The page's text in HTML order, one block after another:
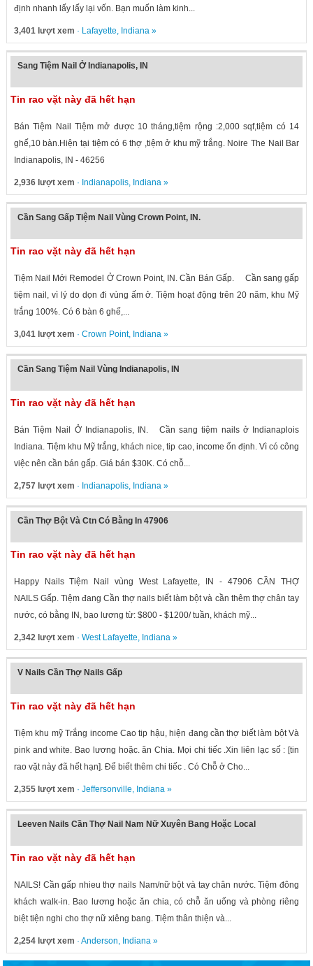
định nhanh lấy lấy lại vốn. Bạn muốn làm kinh...
3,401 lượt xem · Lafayette, Indiana»
Sang Tiệm Nail Ở Indianapolis, IN
Tin rao vặt này đã hết hạn
Bán Tiệm Nail Tiệm mở được 10 tháng,tiệm rộng :2,000 sqf,tiệm có 14
ghế,10 bàn.Hiện tại tiệm có 6 thợ ,tiệm ở khu mỹ trắng. Noire The Nail Bar
Indianapolis, IN - 46256
2,936 lượt xem · Indianapolis, Indiana»
Cần Sang Gấp Tiệm Nail Vùng Crown Point, IN.
Tin rao vặt này đã hết hạn
Tiệm Nail Mới Remodel Ở Crown Point, IN. Cần Bán Gấp. Cần sang gấp
tiệm nail, vì lý do dọn đi vùng ấm ở. Tiệm hoạt động trên 20 năm, khu Mỹ
trắng 100%. Có 6 bàn 6 ghế,...
3,041 lượt xem · Crown Point, Indiana»
Cần Sang Tiệm Nail Vùng Indianapolis, IN
Tin rao vặt này đã hết hạn
Bán Tiệm Nail Ở Indianapolis, IN. Cần sang tiệm nails ở Indianaplois
Indiana. Tiệm khu Mỹ trắng, khách nice, tip cao, income ổn định. Vì có công
việc nên cần bán gấp. Giá bán $30K. Có chỗ...
2,757 lượt xem · Indianapolis, Indiana»
Cần Thợ Bột Và Ctn Có Bằng In 47906
Tin rao vặt này đã hết hạn
Happy Nails Tiệm Nail vùng West Lafayette, IN - 47906 CẦN THỢ
NAILS Gấp. Tiệm đang Cần thợ nails biết làm bột và cần thêm thợ chân tay
nước, có bằng IN, bao lương từ: $800 - $1200/ tuần, khách mỹ...
2,342 lượt xem · West Lafayette, Indiana»
V Nails Cần Thợ Nails Gấp
Tin rao vặt này đã hết hạn
Tiệm khu mỹ Trắng income Cao tip hậu, hiện đang cần thợ biết làm bột Và
pink and white. Bao lương hoặc. ăn Chia. Mọi chi tiếc .Xin liên lạc số : [tin
rao vặt này đã hết hạn]. Để biết thêm chi tiếc . Có Chỗ ở Cho...
2,355 lượt xem · Jeffersonville, Indiana»
Leeven Nails Cần Thợ Nail Nam Nữ Xuyên Bang Hoặc Local
Tin rao vặt này đã hết hạn
NAILS! Cần gấp nhieu thợ nails Nam/nữ bột và tay chân nước. Tiệm đông
khách walk-in. Bao lương hoặc ăn chia, có chỗ ăn uống và phòng riêng
biệt tiện nghi cho thợ nữ xiêng bang. Tiệm thân thiện và...
2,254 lượt xem · Anderson, Indiana»